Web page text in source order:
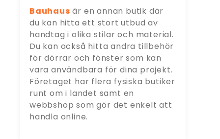
Bauhaus är en annan butik där
du kan hitta ett stort utbud av
handtag i olika stilar och material.
Du kan också hitta andra tillbehör
för dörrar och fönster som kan
vara användbara för dina projekt.
Företaget har flera fysiska butiker
runt om i landet samt en
webbshop som gör det enkelt att
handla online.